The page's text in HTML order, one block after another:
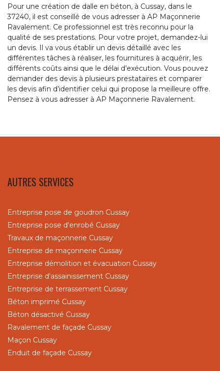
Pour une création de dalle en béton, à Cussay, dans le
37240, il est conseillé de vous adresser à AP Maçonnerie
Ravalement. Ce professionnel est très reconnu pour la
qualité de ses prestations. Pour votre projet, demandez-lui
un devis. Il va vous établir un devis détaillé avec les
différentes tâches à réaliser, les fournitures à acquérir, les
différents coûts ainsi que le délai d’exécution. Vous pouvez
demander des devis à plusieurs prestataires et comparer
les devis afin d’identifier celui qui propose la meilleure offre.
Pensez à vous adresser à AP Maçonnerie Ravalement.
AUTRES SERVICES
Entreprise pose de goudron Cussay
Entreprise pose d'enrobé Cussay
Travaux de maçonnerie Cussay
Entreprise de maçonnerie Cussay
Entreprise démolition et évacuation Cussay
Entreprise d'assainissement Cussay
Entreprise de terrassement Cussay
Béton imprimé Cussay
Béton désactivé Cussay
Ravalement de façade Cussay
Maçon Cussay
Enduit de façade Cussay